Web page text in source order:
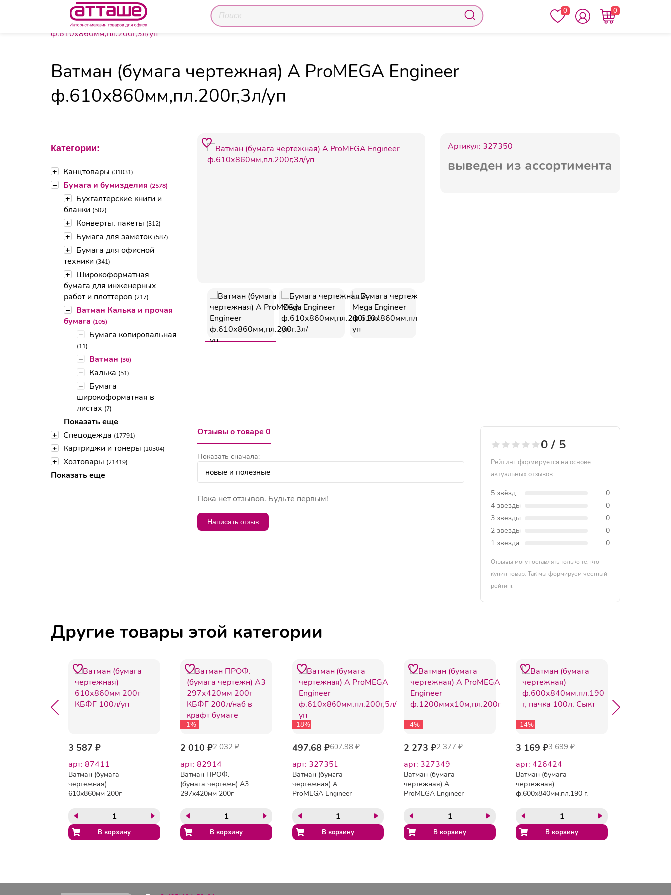
0 0
Главная Каталог товаров Бумага и бумизделия
Ватман (бумага чертежная) А ProMEGA Engineer
ф.610х860мм,пл.200г,3л/уп
Категории:
+ Канцтовары (31031)
– Бумага и бумизделия (2578)
+
Бухгалтерские книги и
бланки (502)
+ Конверты, пакеты (312)
+ Бумага для заметок (587)
+
Бумага для офисной
техники (341)
+
Широкоформатная
бумага для инженерных
работ и плоттеров (217)
–
Ватман Калька и прочая
бумага (105)
– Бумага копировальная
(11)
– Ватман (36)
– Калька (51)
–
Бумага
широкоформатная в
листах (7)
Показать еще
+
Спецодежда (17791)
+ Картриджи и тонеры (10304)
+ Хозтовары (21419)
Показать еще
Ватман (бумага чертежная) А ProMEGA Engineer
ф.610х860мм,пл.200г,3л/уп
Артикул: 327350
выведен из ассортимента
Отзывы о товаре 0
Показать сначала:
Пока нет отзывов. Будьте первым!
Написать отзыв
0 / 5
Рейтинг формируется на основе
актуальных отзывов
5 звёзд
0
4 звезды
0
3 звезды
0
2 звезды
0
1 звезда
0
Отзывы могут оставлять только те, кто
купил товар. Так мы формируем честный
рейтинг.
Другие товары этой категории
3 587 ₽
арт: 87411
Ватман (бумага
чертежная)
610х860мм 200г
-1%
2 010 ₽2 032 ₽
арт: 82914
Ватман ПРОФ.
(бумага чертежн) А3
297х420мм 200г
крафт бумаге
-18%
497.68 ₽607.98 ₽
арт: 327351
Ватман (бумага
чертежная) А
ProMEGA Engineer
уп
-4%
2 273 ₽2 377 ₽
арт: 327349
Ватман (бумага
чертежная) А
ProMEGA Engineer
-14%
3 169 ₽3 699 ₽
арт: 426424
Ватман (бумага
чертежная)
ф.600х840мм,пл.190 г,